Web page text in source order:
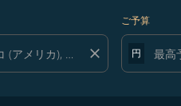
close
ご予算
円